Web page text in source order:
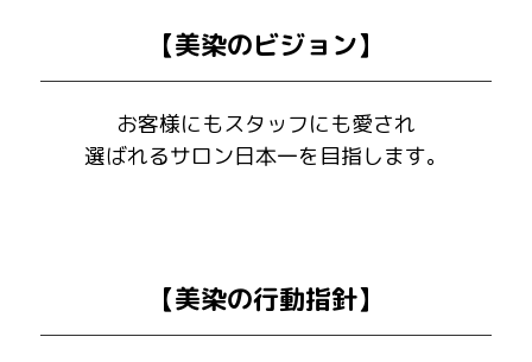
【美染のビジョン】
お客様にもスタッフにも愛され
選ばれるサロン日本一を目指します。
【美染の行動指針】